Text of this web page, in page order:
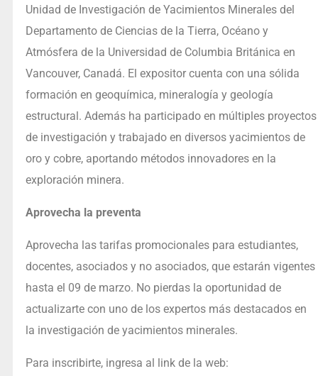
Unidad de Investigación de Yacimientos Minerales del
Departamento de Ciencias de la Tierra, Océano y
Atmósfera de la Universidad de Columbia Británica en
Vancouver, Canadá. El expositor cuenta con una sólida
formación en geoquímica, mineralogía y geología
estructural. Además ha participado en múltiples proyectos
de investigación y trabajado en diversos yacimientos de
oro y cobre, aportando métodos innovadores en la
exploración minera.
Aprovecha la preventa
Aprovecha las tarifas promocionales para estudiantes,
docentes, asociados y no asociados, que estarán vigentes
hasta el 09 de marzo. No pierdas la oportunidad de
actualizarte con uno de los expertos más destacados en
la investigación de yacimientos minerales.
Para inscribirte, ingresa al link de la web: